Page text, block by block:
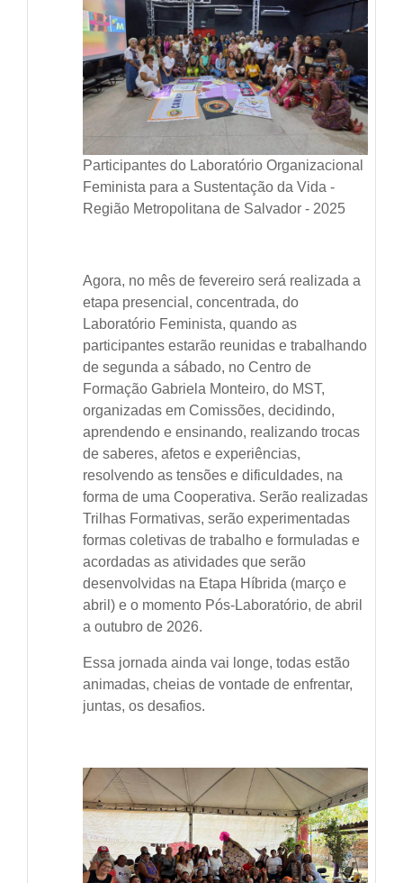
Participantes do Laboratório Organizacional
Feminista para a Sustentação da Vida -
Região Metropolitana de Salvador - 2025
Agora, no mês de fevereiro será realizada a
etapa presencial, concentrada, do
Laboratório Feminista, quando as
participantes estarão reunidas e trabalhando
de segunda a sábado, no Centro de
Formação Gabriela Monteiro, do MST,
organizadas em Comissões, decidindo,
aprendendo e ensinando, realizando trocas
de saberes, afetos e experiências,
resolvendo as tensões e dificuldades, na
forma de uma Cooperativa. Serão realizadas
Trilhas Formativas, serão experimentadas
formas coletivas de trabalho e formuladas e
acordadas as atividades que serão
desenvolvidas na Etapa Híbrida (março e
abril) e o momento Pós-Laboratório, de abril
a outubro de 2026.
Essa jornada ainda vai longe, todas estão
animadas, cheias de vontade de enfrentar,
juntas, os desafios.